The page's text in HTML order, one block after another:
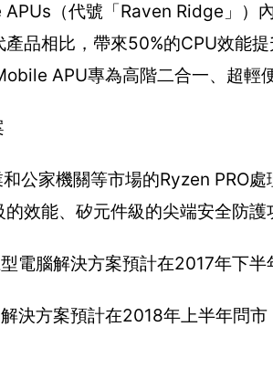
（代號「Raven Ridge」）
產品相比，帶來50%的CPU效能
APU專為高階二合一、超輕
公家機關等市場的Ryzen PRO
效能、矽元件級的尖端安全防
型電腦解決方案預計在2017年下半
解決方案預計在2018年上半年問市